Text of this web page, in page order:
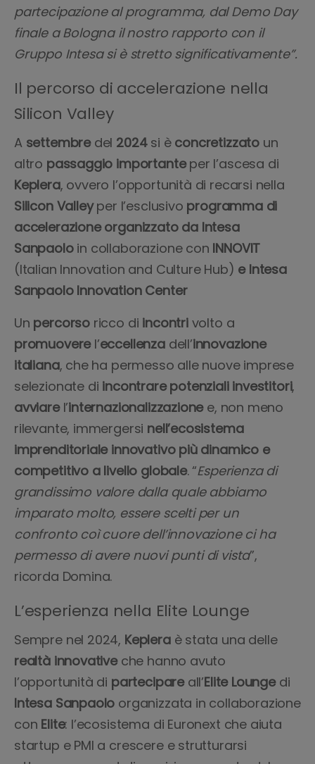
partecipazione al programma, dal Demo Day
finale a Bologna il nostro rapporto con il
Gruppo Intesa si è stretto significativamente”.
Il percorso di accelerazione nella
Silicon Valley
A settembredel 2024si è concretizzato un
altro passaggio importanteper l’ascesa di
Keplera, ovvero l’opportunità di recarsi nella
Silicon Valleyper l’esclusivo programma di
accelerazione organizzato da Intesa
Sanpaoloin collaborazione con INNOVIT
(Italian Innovation and Culture Hub) e Intesa
Sanpaolo Innovation Center
Un percorso ricco di incontrivolto a
promuoverel’eccellenzadell’innovazione
italiana, che ha permesso alle nuove imprese
selezionate di incontrare potenziali investitori,
avviarel’internazionalizzazionee, non meno
rilevante, immergersi nell’ecosistema
imprenditoriale innovativo più dinamico e
competitivo a livello globale. “Esperienza di
grandissimo valore dalla quale abbiamo
imparato molto, essere scelti per un
confronto coì cuore dell’innovazione ci ha
permesso di avere nuovi punti di vista”,
ricorda Domina.
L’esperienza nella Elite Lounge
Sempre nel 2024, Kepleraè stata una delle
realtà innovativeche hanno avuto
l’opportunità di partecipareall’Elite Loungedi
Intesa Sanpaolo organizzata in collaborazione
con Elite: l’ecosistema di Euronext che aiuta
startup e PMI a crescere e strutturarsi